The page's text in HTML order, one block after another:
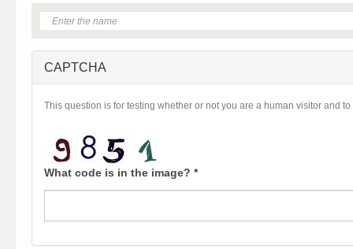
CAPTCHA
This question is for testing whether or not you are a human visitor and
What code is in the image? *